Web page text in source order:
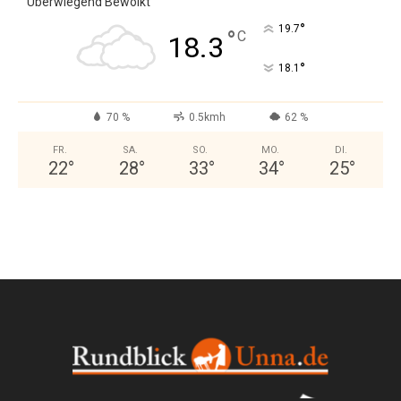
18.3 °C 19.7°
18.1 °
70 % 0.5kmh 62 %
FR.
22°
SA.
28°
SO.
33°
MO.
34°
DI.
25°